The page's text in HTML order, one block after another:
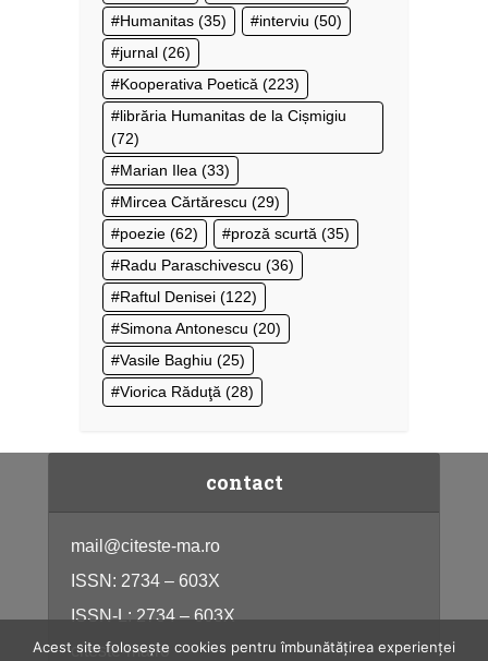
Humanitas (35) interviu (50)
jurnal (26)
Kooperativa Poetică (223)
librăria Humanitas de la Cișmigiu
(72)
Marian Ilea (33)
Mircea Cărtărescu (29)
poezie (62) proză scurtă (35)
Radu Paraschivescu (36)
Raftul Denisei (122)
Simona Antonescu (20)
Vasile Baghiu (25)
Viorica Răduţă (28)
contact
mail@citeste-ma.ro
ISSN: 2734 – 603X
ISSN-L: 2734 – 603X
citeste-ma.ro
Acest site folosește cookies pentru îmbunătățirea experienței